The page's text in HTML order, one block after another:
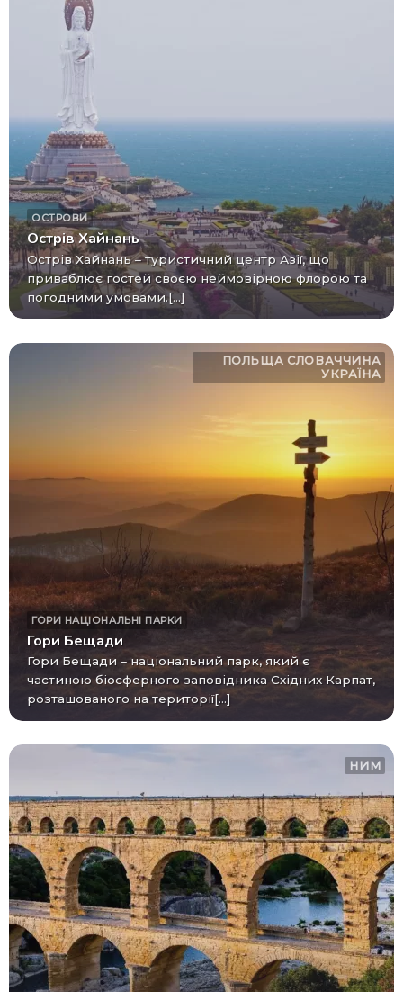
ОСТРОВИ
Острів Хайнань
Острів Хайнань – туристичний центр Азії, що
приваблює гостей своєю неймовірною флорою та
погодними умовами.[...]
ПОЛЬЩА СЛОВАЧЧИНА
УКРАЇНА
ГОРИ НАЦІОНАЛЬНІ ПАРКИ
Гори Бещади
Гори Бещади – національний парк, який є
частиною біосферного заповідника Східних Карпат,
розташованого на території[...]
НИМ